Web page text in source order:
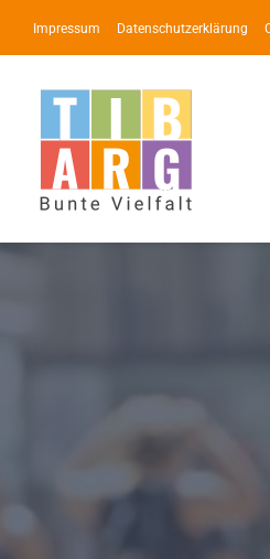
Inhalt
springen
Impressum Datenschutzerklärung